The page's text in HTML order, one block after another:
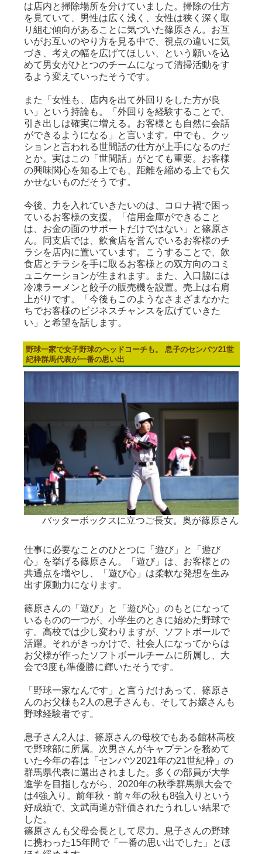
は店内と掃除場所を分けていました。掃除の仕方
を見ていて、男性は広く浅く、女性は狭く深く取
り組む傾向があることに気づいた篠原さん。お互
いがお互いのやり方を見る中で、視点の違いに気
づき、考えの幅を広げてほしい、という願いを込
めて男女がひとつのチームになって清掃活動をす
るよう変えていったそうです。
また「女性も、店内を出て外回りをした方が良
い」という持論も。「外回りを経験することで、
引き出しは確実に増える。お客様とも自然に会話
ができるようになる」と言います。中でも、クッ
ションと言われる世間話の仕方が上手になるのだ
とか。実はこの「世間話」がとても重要。お客様
の興味関心を知る上でも、距離を縮める上でも欠
かせないものだそうです。
今後、力を入れていきたいのは、コロナ禍で困っ
ているお客様の支援。「信用金庫ができること
は、お金の面のサポートだけではない」と篠原さ
ん。同支店では、飲食店を営んでいるお客様のチ
ラシを店内に置いています。こうすることで、飲
食店とチラシを手に取るお客様との双方向のコミ
ュニケーションが生まれます。また、入口脇には
冷凍ラーメンと餃子の販売機を設置。売上は右肩
上がりです。「今後もこのようなさまざまなかた
ちでお客様のビジネスチャンスを広げていきた
い」と希望を話します。
野球一家で女子野球のヘッドコーチも。 息子のセンバツ21世
紀枠群馬代表が一番の思い出
バッターボックスに立つご長女。奥が篠原さん
仕事に必要なことのひとつに「遊び」と「遊び
心」を挙げる篠原さん。「遊び」は、お客様との
共通点を増やし、「遊び心」は柔軟な発想を生み
出す原動力になります。
篠原さんの「遊び」と「遊び心」のもとになって
いるものの一つが、小学生のときに始めた野球で
す。高校では少し変わりますが、ソフトボールで
活躍。それがきっかけで、社会人になってからは
お父様が作ったソフトボールチームに所属し、大
会で3度も準優勝に輝いたそうです。
「野球一家なんです」と言うだけあって、篠原さ
んのお父様も2人の息子さんも、そしてお嬢さんも
野球経験者です。
息子さん2人は、篠原さんの母校でもある館林高校
で野球部に所属。次男さんがキャプテンを務めて
いた今年の春は「センバツ2021年の21世紀枠」の
群馬県代表に選出されました。多くの部員が大学
進学を目指しながら、2020年の秋季群馬県大会で
は4強入り。前年秋・前々年の秋も8強入りという
好成績で、文武両道が評価されたうれしい結果で
した。
篠原さんも父母会長として尽力。息子さんの野球
に携わった15年間で「一番の思い出でした」とほ